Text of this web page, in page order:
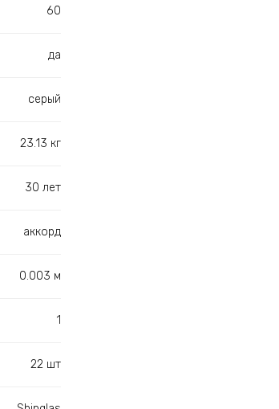
60
да
серый
23.13 кг
30 лет
аккорд
0.003 м
1
22 шт